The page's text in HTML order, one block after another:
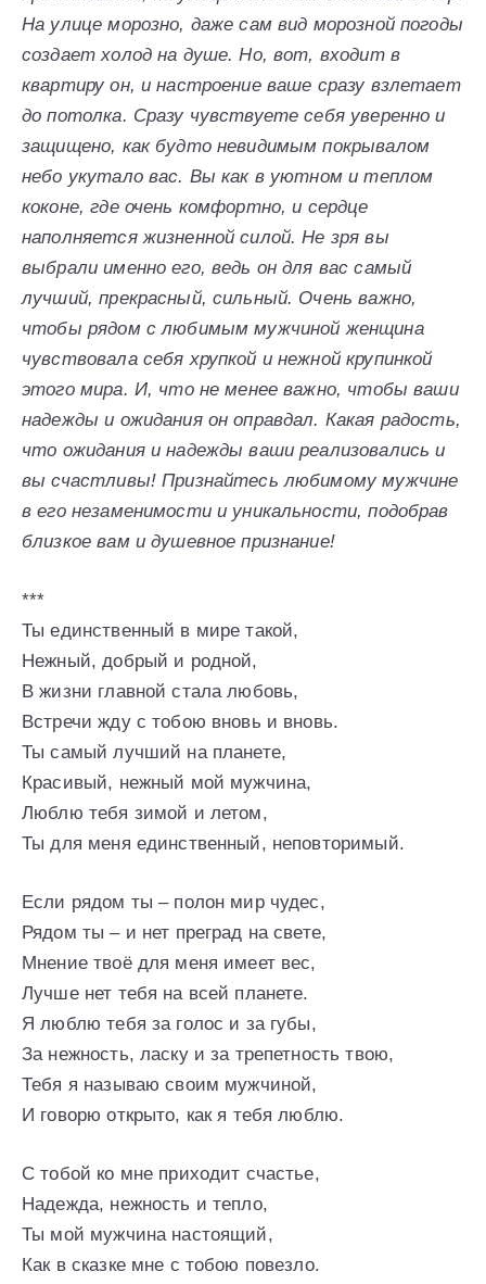
На улице морозно, даже сам вид морозной погоды
создает холод на душе. Но, вот, входит в
квартиру он, и настроение ваше сразу взлетает
до потолка. Сразу чувствуете себя уверенно и
защищено, как будто невидимым покрывалом
небо укутало вас. Вы как в уютном и теплом
коконе, где очень комфортно, и сердце
наполняется жизненной силой. Не зря вы
выбрали именно его, ведь он для вас самый
лучший, прекрасный, сильный. Очень важно,
чтобы рядом с любимым мужчиной женщина
чувствовала себя хрупкой и нежной крупинкой
этого мира. И, что не менее важно, чтобы ваши
надежды и ожидания он оправдал. Какая радость,
что ожидания и надежды ваши реализовались и
вы счастливы! Признайтесь любимому мужчине
в его незаменимости и уникальности, подобрав
близкое вам и душевное признание!
***
Ты единственный в мире такой,
Нежный, добрый и родной,
В жизни главной стала любовь,
Встречи жду с тобою вновь и вновь.
Ты самый лучший на планете,
Красивый, нежный мой мужчина,
Люблю тебя зимой и летом,
Ты для меня единственный, неповторимый.
Если рядом ты – полон мир чудес,
Рядом ты – и нет преград на свете,
Мнение твоё для меня имеет вес,
Лучше нет тебя на всей планете.
Я люблю тебя за голос и за губы,
За нежность, ласку и за трепетность твою,
Тебя я называю своим мужчиной,
И говорю открыто, как я тебя люблю.
С тобой ко мне приходит счастье,
Надежда, нежность и тепло,
Ты мой мужчина настоящий,
Как в сказке мне с тобою повезло.